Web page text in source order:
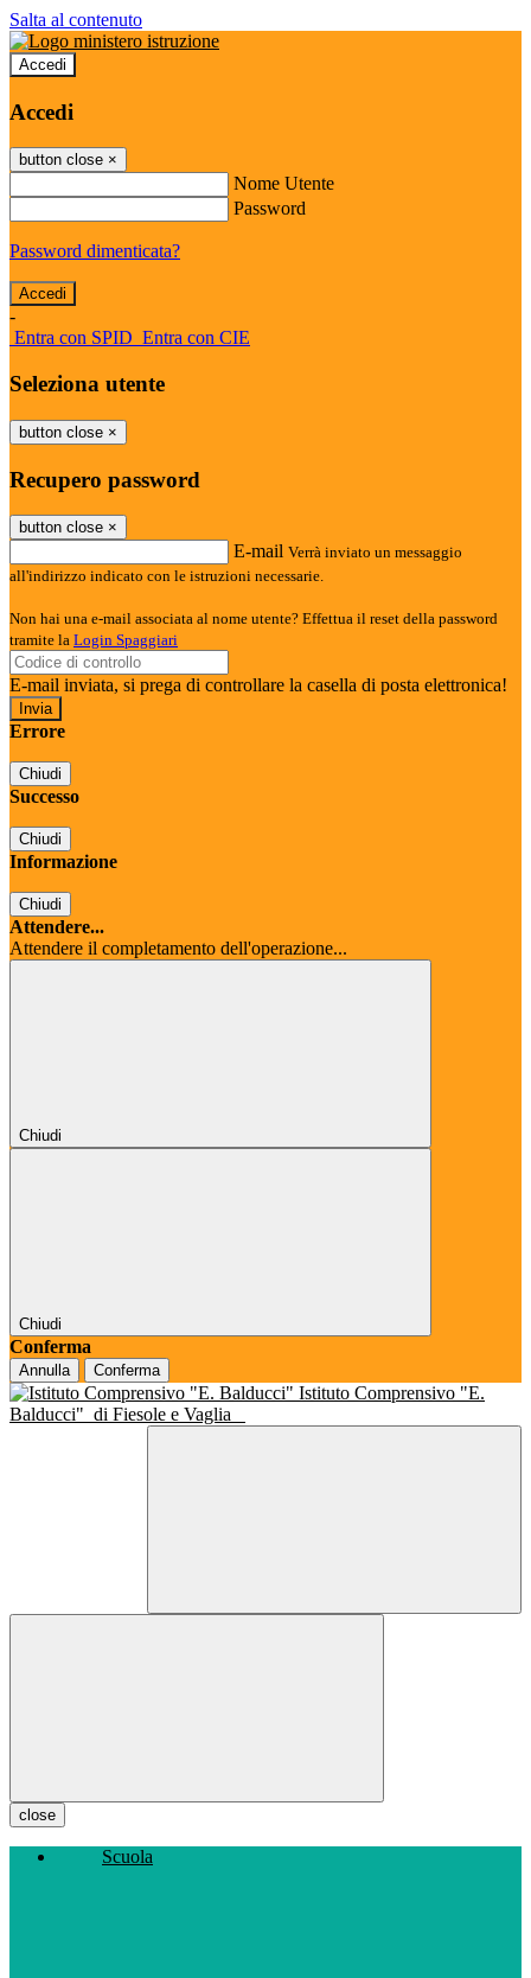
Salta al contenuto
Accedi
Accedi
button close ×
Nome Utente
Password
Password dimenticata?
-
Entra con SPID Entra con CIE
Seleziona utente
button close ×
Recupero password
button close ×
E-mail Verrà inviato un messaggio
all'indirizzo indicato con le istruzioni necessarie.
Non hai una e-mail associata al nome utente? Effettua il reset della password
tramite la Login Spaggiari
E-mail inviata, si prega di controllare la casella di posta elettronica!
Errore
Chiudi
Successo
Chiudi
Informazione
Chiudi
Attendere...
Attendere il completamento dell'operazione...
Chiudi
Chiudi
Conferma
Annulla Conferma
Istituto Comprensivo "E.
Balducci" di Fiesole e Vaglia
close
Scuola